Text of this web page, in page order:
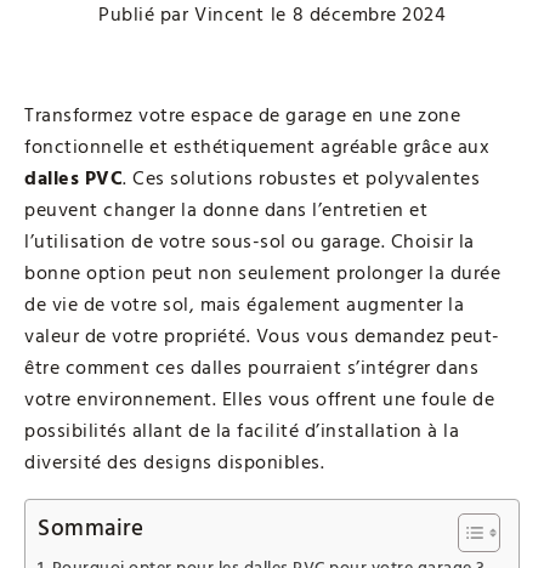
Publié par Vincent le 8 décembre 2024
Transformez votre espace de garage en une zone
fonctionnelle et esthétiquement agréable grâce aux
dalles PVC. Ces solutions robustes et polyvalentes
peuvent changer la donne dans l’entretien et
l’utilisation de votre sous-sol ou garage. Choisir la
bonne option peut non seulement prolonger la durée
de vie de votre sol, mais également augmenter la
valeur de votre propriété. Vous vous demandez peut-
être comment ces dalles pourraient s’intégrer dans
votre environnement. Elles vous offrent une foule de
possibilités allant de la facilité d’installation à la
diversité des designs disponibles.
Sommaire